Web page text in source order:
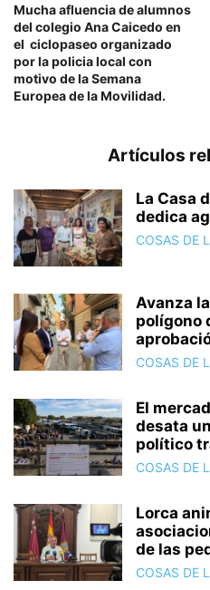
Mucha afluencia de alumnos
del colegio Ana Caicedo en
el ciclopaseo organizado
por la policia local con
motivo de la Semana
Europea de la Movilidad.
Artículos
La Casa
dedica
COSAS DE
Avanza
polígono
COSAS DE
El
desata
político
COSAS DE
Lorca
de las
COSAS DE